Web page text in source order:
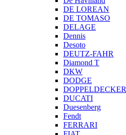
DE LOREAN
DE TOMASO
DELAGE
Dennis
Desoto
DEUTZ-FAHR
Diamond T
DKW
DODGE
DOPPELDECKER
DUCATI
Duesenberg
Fendt
FERRARI